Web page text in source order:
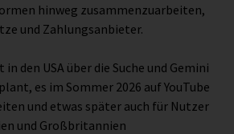
hinweg zusammenzuarbeiten,
und Zahlungsanbieter.
den USA über die Suche und Gemini
es im Sommer 2026 auf YouTube
und etwas später auch für Nutzer
und Großbritannien